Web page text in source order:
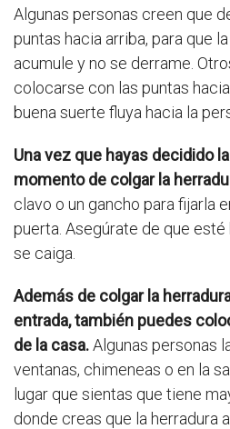
Algunas personas creen que
puntas hacia arriba, para que
acumule y no se derrame.
colocarse con las puntas
buena suerte fluya hacia la
Una vez que hayas decidido
momento de colgar la
clavo o un gancho para fijarla
puerta. Asegúrate de que
se caiga.
Además de colgar la
entrada, también puedes
de la casa.Algunas personas
ventanas, chimeneas o en la
lugar que sientas que tiene
donde creas que la herradura